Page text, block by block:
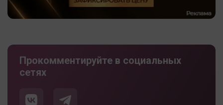
Прокомментируйте в социальных
сетях